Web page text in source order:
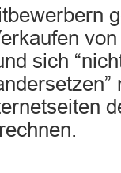
sich